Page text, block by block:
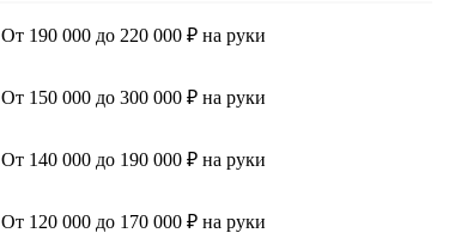
От 190 000 до 220 000 ₽ на руки
От 150 000 до 300 000 ₽ на руки
От 140 000 до 190 000 ₽ на руки
От 120 000 до 170 000 ₽ на руки